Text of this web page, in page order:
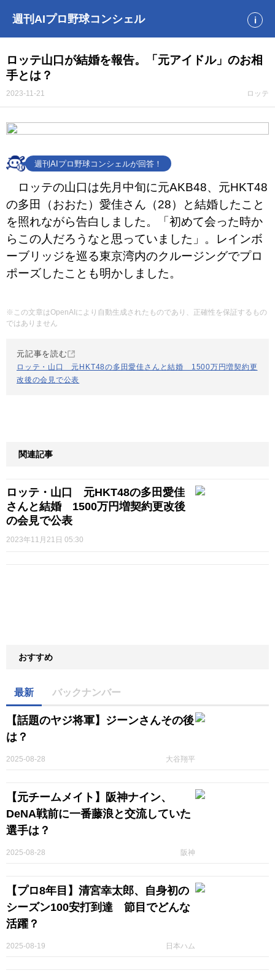
週刊AIプロ野球コンシェル i
ロッテ山口が結婚を報告。「元アイドル」のお相
手とは？
2023-11-21 ロッテ
週刊AIプロ野球コンシェルが回答！
ロッテの山口は先月中旬に元AKB48、元HKT48
の多田（おおた）愛佳さん（28）と結婚したこと
を照れながら告白しました。「初めて会った時か
らこの人だろうなと思っていました」。レインボ
ーブリッジを巡る東京湾内のクルージングでプロ
ポーズしたことも明かしました。
※この文章はOpenAIにより自動生成されたものであり、正確性を保証するもの
ではありません
元記事を読む
ロッテ・山口 元HKT48の多田愛佳さんと結婚 1500万円増契約更
改後の会見で公表
関連記事
ロッテ・山口 元HKT48の多田愛佳
さんと結婚 1500万円増契約更改後
の会見で公表
2023年11月21日 05:30
おすすめ
最新 バックナンバー
【話題のヤジ将軍】ジーンさんその後
は？
大谷翔平
2025-08-28
【元チームメイト】阪神ナイン、
DeNA戦前に一番藤浪と交流していた
選手は？
阪神
2025-08-28
【プロ8年目】清宮幸太郎、自身初の
シーズン100安打到達 節目でどんな
活躍？
日本ハム
2025-08-19